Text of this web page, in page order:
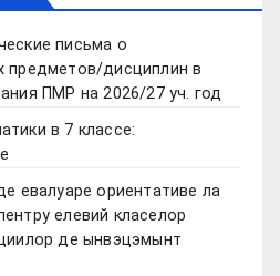
письма о
предметов/дисциплин в
ПМР на 2026/27 уч. год
в 7 классе:
евалуаре ориентативе ла
елевий класелор
де ынвэцэмынт